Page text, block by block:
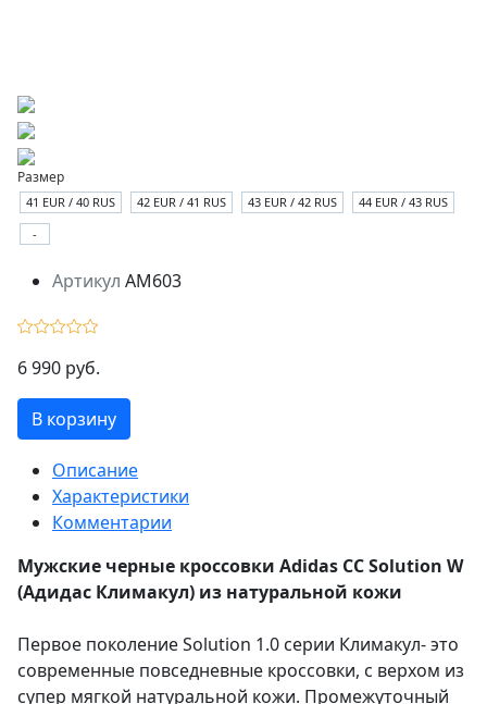
Размер
41 EUR / 40 RUS 42 EUR / 41 RUS 43 EUR / 42 RUS
44 EUR / 43 RUS
-
Артикул AM603
6 990 руб.
В корзину
Описание
Характеристики
Комментарии
Мужские черные кроссовки Adidas CC Solution W
(Адидас Климакул) из натуральной кожи
Первое поколение Solution 1.0 серии Климакул- это
современные повседневные кроссовки, с верхом из
супер мягкой натуральной кожи. Промежуточный